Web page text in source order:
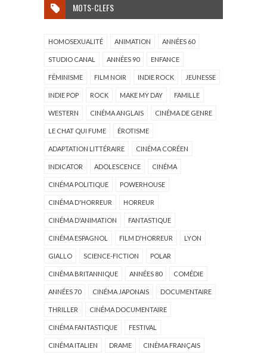
MOTS-CLEFS
HOMOSEXUALITÉ ANIMATION ANNÉES 60
STUDIO CANAL ANNÉES 90 ENFANCE
FÉMINISME FILM NOIR INDIE ROCK JEUNESSE
INDIE POP ROCK MAKE MY DAY FAMILLE
WESTERN CINÉMA ANGLAIS CINÉMA DE GENRE
LE CHAT QUI FUME ÉROTISME
ADAPTATION LITTÉRAIRE CINÉMA CORÉEN
INDICATOR ADOLESCENCE CINÉMA
CINÉMA POLITIQUE POWERHOUSE
CINÉMA D'HORREUR HORREUR
CINÉMA D'ANIMATION FANTASTIQUE
CINÉMA ESPAGNOL FILM D'HORREUR LYON
GIALLO SCIENCE-FICTION POLAR
CINÉMA BRITANNIQUE ANNÉES 80 COMÉDIE
ANNÉES 70 CINÉMA JAPONAIS DOCUMENTAIRE
THRILLER CINÉMA DOCUMENTAIRE
CINÉMA FANTASTIQUE FESTIVAL
CINÉMA ITALIEN DRAME CINÉMA FRANÇAIS